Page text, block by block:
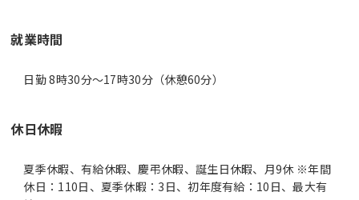
就業時間
日勤 8時30分〜17時30分（休憩60分）
休日休暇
夏季休暇、有給休暇、慶弔休暇、誕生日休暇、月9休 ※年間
休日：110日、夏季休暇：3日、初年度有給：10日、最大有